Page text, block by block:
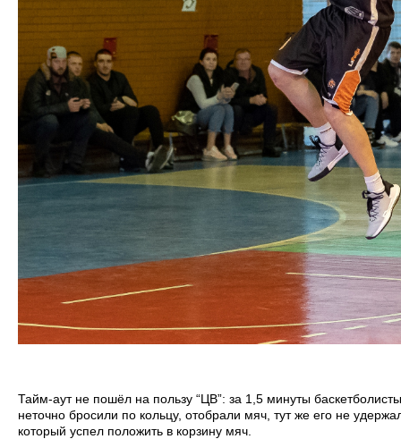
Тайм-аут не пошёл на пользу “ЦВ”: за 1,5 минуты
неточно бросили по кольцу, отобрали мяч, тут же его не
который успел положить в корзину мяч.